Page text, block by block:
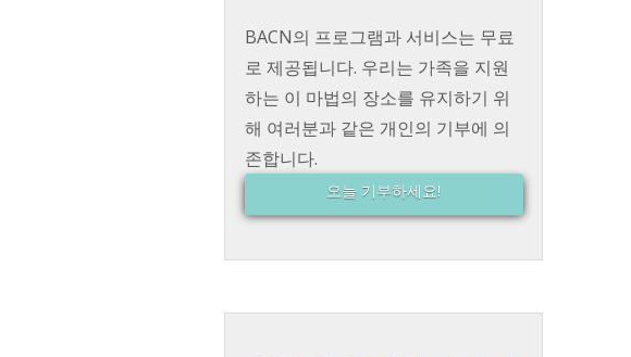
BACN의 프로그램과 서비스는 무료
로 제공됩니다. 우리는 가족을 지원
하는 이 마법의 장소를 유지하기 위
해 여러분과 같은 개인의 기부에 의
존합니다.
오늘 기부하세요!